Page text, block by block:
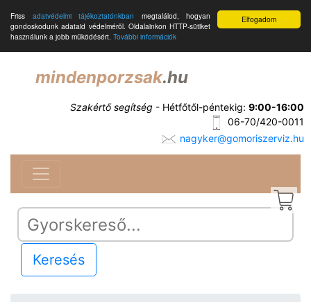
Elfogadom
Friss adatvédelmi tájékoztatónkban megtalálod, hogyan
gondoskodunk adataid védelméről. Oldalainkon HTTP-sütiket
használunk a jobb működésért. További információk
mindenporzsak.hu
Szakértő segítség - Hétfőtől-péntekig: 9:00-16:00
06-70/420-0011
nagyker@gomoriszerviz.hu
Keresés